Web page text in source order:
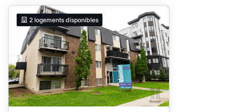
2 logements disponibles